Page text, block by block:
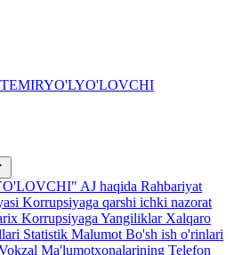
AJ haqida Rahbariyat
Korrupsiyaga qarshi ichki nazorat
Korrupsiyaga Yangiliklar Xalqaro
Statistik Malumot Bo'sh ish o'rinlari
Ma'lumotxonalarining Telefon